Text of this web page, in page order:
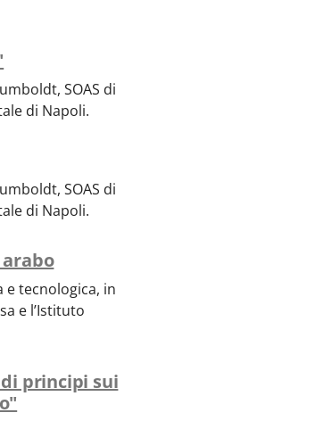
SOAS di
di Napoli.
SOAS di
di Napoli.
arabo
tecnologica, in
e l’Istituto
principi sui